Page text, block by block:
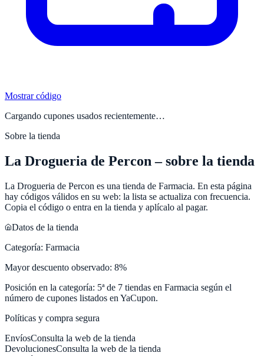
Mostrar código
Cargando cupones usados recientemente…
Sobre la tienda
La Drogueria de Percon – sobre la tienda
La Drogueria de Percon es una tienda de Farmacia. En esta página
hay códigos válidos en su web: la lista se actualiza con frecuencia.
Copia el código o entra en la tienda y aplícalo al pagar.
Datos de la tienda
Categoría: Farmacia
Mayor descuento observado: 8%
Posición en la categoría: 5ª de 7 tiendas en Farmacia según el
número de cupones listados en YaCupon.
Políticas y compra segura
EnvíosConsulta la web de la tienda
DevolucionesConsulta la web de la tienda